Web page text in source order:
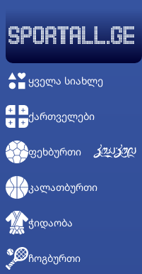
ᲧᲕᲔᲚᲐ ᲡᲘᲐᲮᲚᲔ
ᲥᲐᲠᲗᲕᲔᲚᲔᲑᲘ
ᲤᲔᲮᲑᲣᲠᲗᲘ
ᲙᲐᲚᲐᲗᲑᲣᲠᲗᲘ
ᲭᲘᲓᲐᲝᲑᲐ
ᲩᲝᲒᲑᲣᲠᲗᲘ